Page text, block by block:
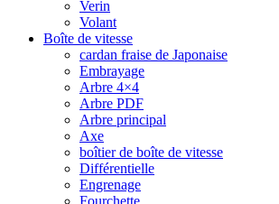
Verin
Volant
Boîte de vitesse
cardan fraise de Japonaise
Embrayage
Arbre 4×4
Arbre PDF
Arbre principal
Axe
boîtier de boîte de vitesse
Différentielle
Engrenage
Fourchette